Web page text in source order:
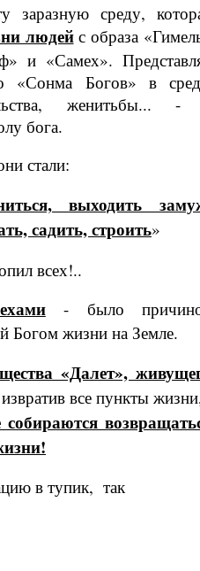
заразную среду,
лю­дейс образа
и «Самех».
«Сонма Богов» в
женитьбы...
бога.
стали:
выходить
са­дить, строить»
всех!..
- было
Богом жизни на Земле.
«Далет»,
все пункты
собираются
в тупик, так